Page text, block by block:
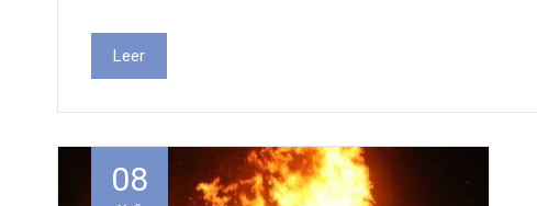
Leer
08